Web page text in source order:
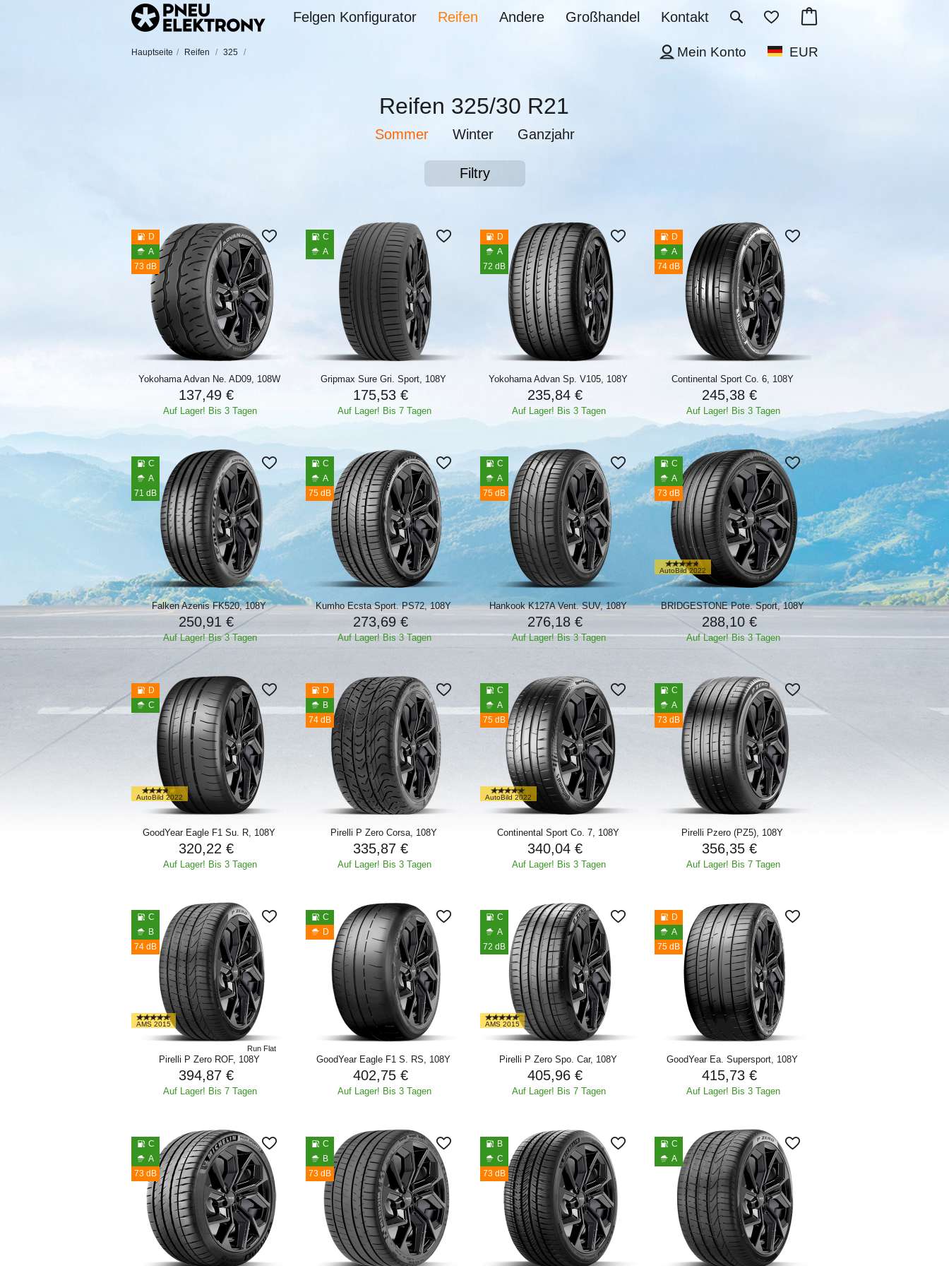
Kontakt
Großhandel
Andere
Reifen
Felgen Konfigurator
Hauptseite / Reifen / 325 / EUR
Mein Konto
Reifen 325/30 R21
Sommer Winter Ganzjahr
Filtry
D
A
73 dB
Yokohama Advan Ne. AD09, 108W
137,49 €
Auf Lager! Bis 3 Tagen
C
A
Gripmax Sure Gri. Sport, 108Y
175,53 €
Auf Lager! Bis 7 Tagen
D
A
72 dB
Yokohama Advan Sp. V105, 108Y
235,84 €
Auf Lager! Bis 3 Tagen
D
A
74 dB
Continental Sport Co. 6, 108Y
245,38 €
Auf Lager! Bis 3 Tagen
C
A
71 dB
Falken Azenis FK520, 108Y
250,91 €
Auf Lager! Bis 3 Tagen
C
A
75 dB
Kumho Ecsta Sport. PS72, 108Y
273,69 €
Auf Lager! Bis 3 Tagen
C
A
75 dB
Hankook K127A Vent. SUV, 108Y
276,18 €
Auf Lager! Bis 3 Tagen
C
A
73 dB
AutoBild 2022
BRIDGESTONE Pote. Sport, 108Y
288,10 €
Auf Lager! Bis 3 Tagen
D
C
AutoBild 2022
GoodYear Eagle F1 Su. R, 108Y
320,22 €
Auf Lager! Bis 3 Tagen
D
B
74 dB
Pirelli P Zero Corsa, 108Y
335,87 €
Auf Lager! Bis 3 Tagen
C
A
75 dB
AutoBild 2022
Continental Sport Co. 7, 108Y
340,04 €
Auf Lager! Bis 3 Tagen
C
A
73 dB
Pirelli Pzero (PZ5), 108Y
356,35 €
Auf Lager! Bis 7 Tagen
C
B
74 dB
AMS 2015
Pirelli P Zero ROF, 108Y
Run Flat
394,87 €
Auf Lager! Bis 7 Tagen
C
D
GoodYear Eagle F1 S. RS, 108Y
402,75 €
Auf Lager! Bis 3 Tagen
C
A
72 dB
AMS 2015
Pirelli P Zero Spo. Car, 108Y
405,96 €
Auf Lager! Bis 7 Tagen
D
A
75 dB
GoodYear Ea. Supersport, 108Y
415,73 €
Auf Lager! Bis 3 Tagen
C
A
73 dB
C
B
73 dB
B
C
73 dB
C
A